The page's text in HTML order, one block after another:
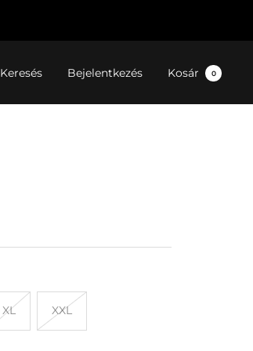
Keresés Bejelentkezés Kosár 0
XL XXL